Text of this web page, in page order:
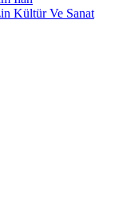
Kültür Ve Sanat